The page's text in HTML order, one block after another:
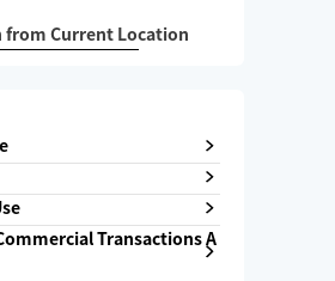
from Current Location
Transactions A